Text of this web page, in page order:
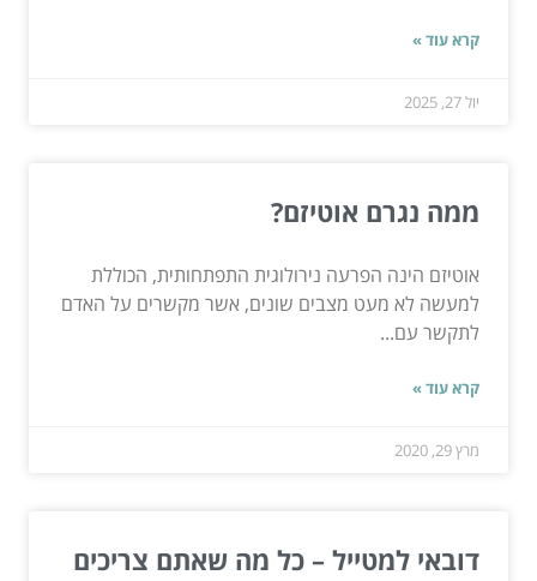
קרא עוד »
יול 27, 2025
ממה נגרם אוטיזם?
אוטיזם הינה הפרעה נירולוגית התפתחותית, הכוללת
למעשה לא מעט מצבים שונים, אשר מקשרים על האדם
לתקשר עם...
קרא עוד »
מרץ 29, 2020
דובאי למטייל – כל מה שאתם צריכים